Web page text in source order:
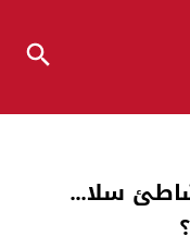
سلا…